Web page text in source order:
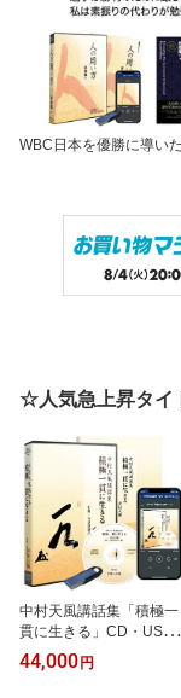
WBC日本を優勝に導い
☆人気急上昇タイ
中村天風講話集「積極一
貫に生きる」CD・US
B・ダウンロード／中村
天風／日本経営合理化協
44,000円